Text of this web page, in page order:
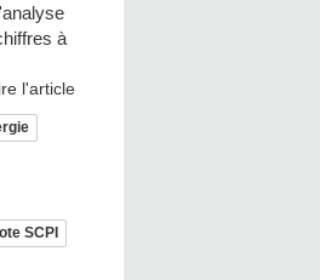
à
l'article
SCPI